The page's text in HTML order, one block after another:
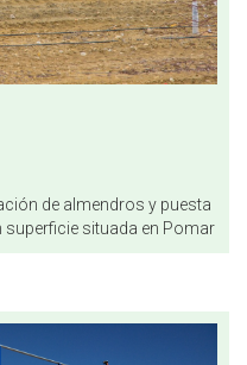
de almendros y puesta
superficie situada en Pomar